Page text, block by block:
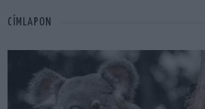
CÍMLAPON